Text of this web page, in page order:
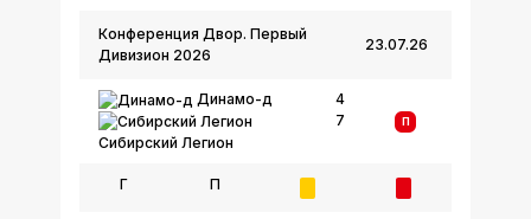
23.07.26
Конференция Двор. Первый
Дивизион 2026
Динамо-д
Сибирский Легион
4
7
П
Г П